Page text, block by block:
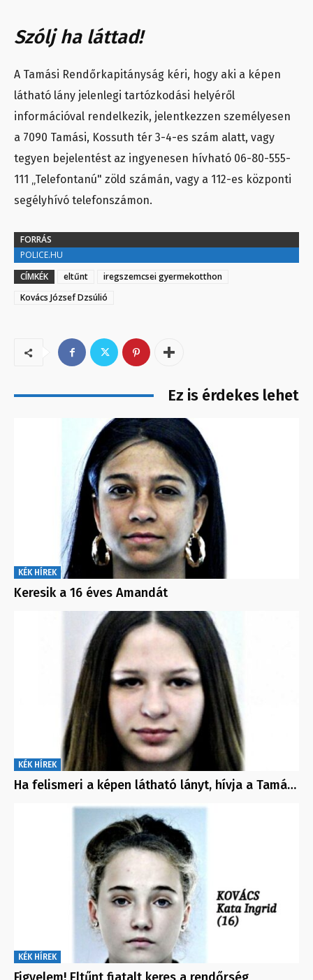
Szólj ha láttad!
A Tamási Rendőrkapitányság kéri, hogy aki a képen
látható lány jelenlegi tartózkodási helyéről
információval rendelkezik, jelentkezzen személyesen
a 7090 Tamási, Kossuth tér 3-4-es szám alatt, vagy
tegyen bejelentést az ingyenesen hívható 06-80-555-
111 „Telefontanú" zöld számán, vagy a 112-es központi
segélyhívó telefonszámon.
FORRÁS
POLICE.HU
CÍMKÉK
eltűnt
iregszemcsei gyermekotthon
Kovács József Dzsúlió
Ez is érdekes lehet
KÉK HÍREK
Keresik a 16 éves Amandát
KÉK HÍREK
Ha felismeri a képen látható lányt, hívja a Tamá…
KÉK HÍREK